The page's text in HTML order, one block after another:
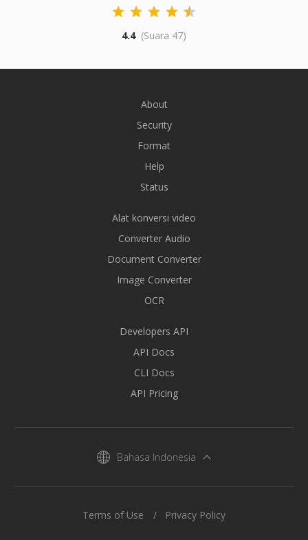
4.4 (Suara 47)
About
Security
Format
Help
Status
Alat konversi video
Converter Audio
Document Converter
Image Converter
OCR
Developers API
API Docs
CLI Docs
API Pricing
Bahasa Indonesia
Terms of Use Privacy Policy